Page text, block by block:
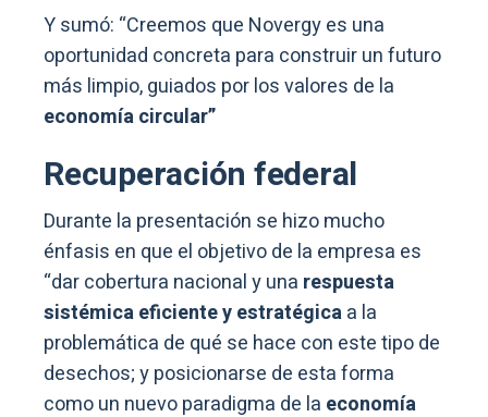
Y sumó: “Creemos que Novergy es una
oportunidad concreta para construir un futuro
más limpio, guiados por los valores de la
economía circular”
Recuperación federal
Durante la presentación se hizo mucho
énfasis en que el objetivo de la empresa es
“dar cobertura nacional y una respuesta
sistémica eficiente y estratégicaa la
problemática de qué se hace con este tipo de
desechos; y posicionarse de esta forma
como un nuevo paradigma de la economía